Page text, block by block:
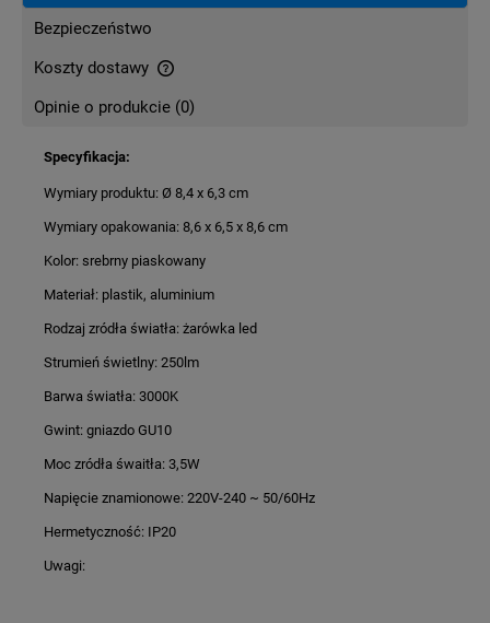
Bezpieczeństwo
Koszty dostawy
Cena nie zawiera ewentualnych kosztów płatności
Opinie o produkcie (0)
Specyfikacja:
Wymiary produktu: Ø 8,4 x 6,3 cm
Wymiary opakowania: 8,6 x 6,5 x 8,6 cm
Kolor: srebrny piaskowany
Materiał: plastik, aluminium
Rodzaj zródła światła: żarówka led
Strumień świetlny: 250lm
Barwa światła: 3000K
Gwint: gniazdo GU10
Moc zródła śwaitła: 3,5W
Napięcie znamionowe: 220V-240 ~ 50/60Hz
Hermetyczność: IP20
Uwagi: